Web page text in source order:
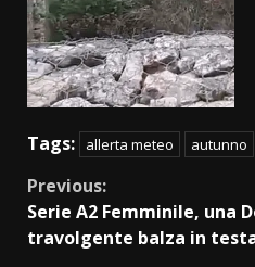
Tags: allerta meteo autunno
Continue
Reading
Previous:
Serie A2 Femminile, una
travolgente balza in